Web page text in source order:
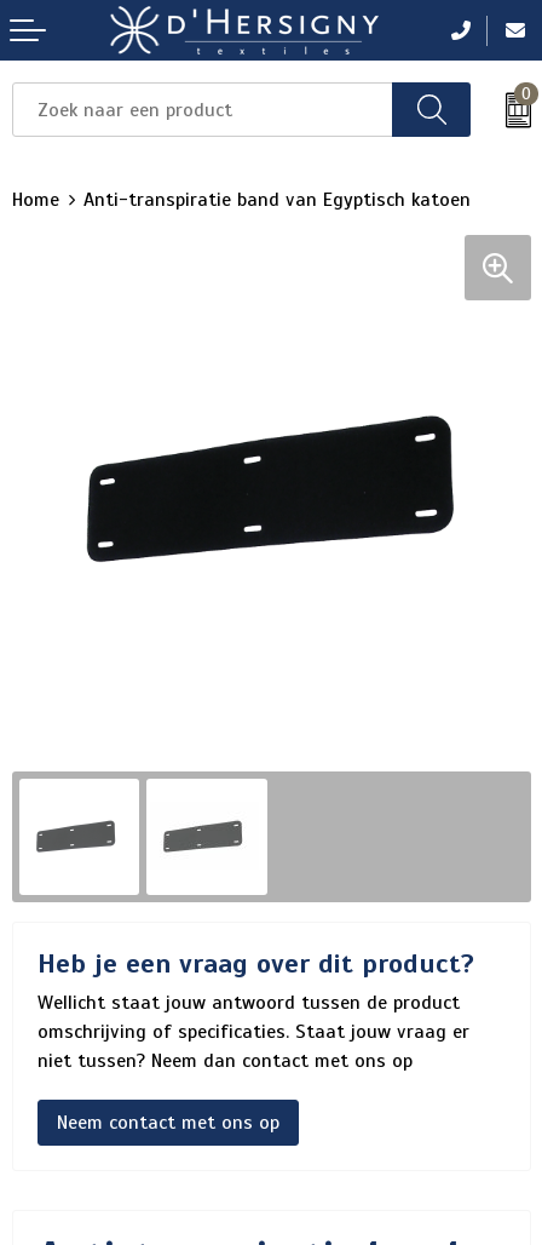
0
Home Anti-transpiratie band van Egyptisch katoen
Heb je een vraag over dit product?
Wellicht staat jouw antwoord tussen de product
omschrijving of specificaties. Staat jouw vraag er
niet tussen? Neem dan contact met ons op
Neem contact met ons op